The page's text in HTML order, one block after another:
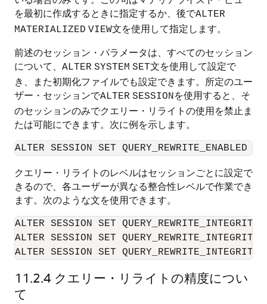
を最初に作成するときに指定するか、後でALTER
MATERIALIZED VIEW文を使用して指定します。
前述のセッション・パラメータは、すべてのセッション
について、 ALTER SYSTEM SET文を使用して設定で
き、また初期化ファイルでも設定できます。所定のユー
ザー・セッションでALTER SESSIONを使用すると、そ
のセッションのみでクエリー・リライトの使用を禁止ま
たは可能にできます。次に例を示します。
クエリー・リライトのレベルはセッションごとに設定で
きるので、各ユーザーが異なる整合性レベルで作業でき
ます。次のような文を使用できます。
ALTER SESSION SET QUERY_REWRITE_INTEGRITY
ALTER SESSION SET QUERY_REWRITE_INTEGRITY
ALTER SESSION SET QUERY_REWRITE_INTEGRITY
11.2.4 クエリー・リライトの精度につい
て